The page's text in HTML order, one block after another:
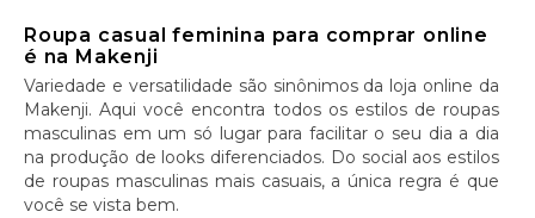
Roupa casual feminina para comprar online
é na Makenji
Variedade e versatilidade são sinônimos da loja online da
Makenji. Aqui você encontra todos os estilos de roupas
masculinas em um só lugar para facilitar o seu dia a dia
na produção de looks diferenciados. Do social aos estilos
de roupas masculinas mais casuais, a única regra é que
você se vista bem.